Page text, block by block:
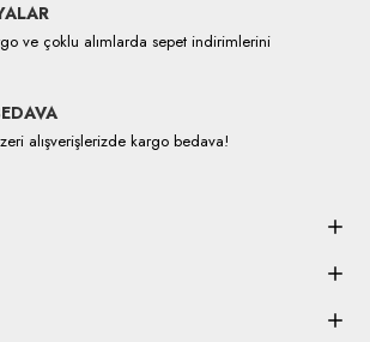
ve çoklu alımlarda sepet indirimlerini
alışverişlerizde kargo bedava!